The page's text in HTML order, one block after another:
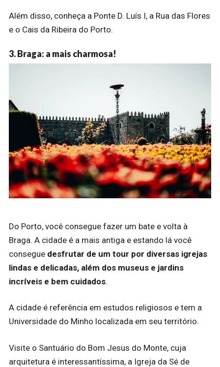
Além disso, conheça a Ponte D. Luís I, a Rua das Flores
e o Cais da Ribeira do Porto.
3. Braga: a mais charmosa!
Do Porto, você consegue fazer um bate e volta à
Braga. A cidade é a mais antiga e estando lá você
consegue desfrutar de um tour por diversas igrejas
lindas e delicadas, além dos museus e jardins
incríveis e bem cuidados.
A cidade é referência em estudos religiosos e tem a
Universidade do Minho localizada em seu território.
Visite o Santuário do Bom Jesus do Monte, cuja
arquitetura é interessantíssima, a Igreja da Sé de